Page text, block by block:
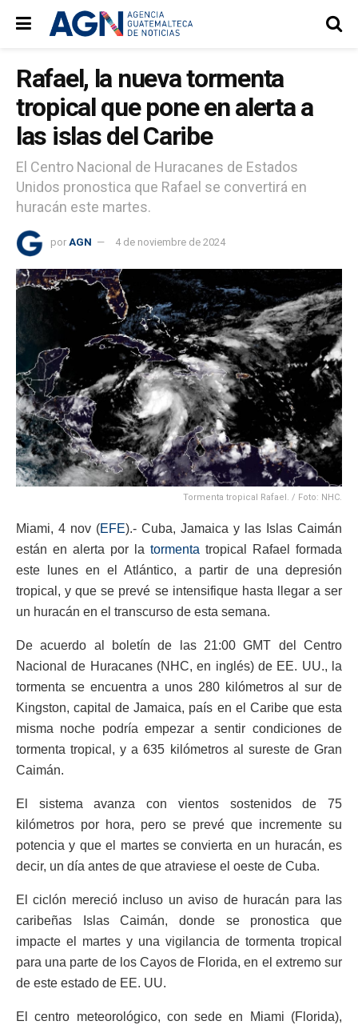
Rafael, la nueva tormenta
tropical que pone en alerta a
las islas del Caribe
El Centro Nacional de Huracanes de Estados
Unidos pronostica que Rafael se convertirá en
huracán este martes.
por AGN 4 de noviembre de 2024
Tormenta tropical Rafael. / Foto: NHC.
Miami, 4 nov (EFE).- Cuba, Jamaica y las Islas Caimán
están en alerta por la tormenta tropical Rafael formada
este lunes en el Atlántico, a partir de una depresión
tropical, y que se prevé se intensifique hasta llegar a ser
un huracán en el transcurso de esta semana.
De acuerdo al boletín de las 21:00 GMT del Centro
Nacional de Huracanes (NHC, en inglés) de EE. UU., la
tormenta se encuentra a unos 280 kilómetros al sur de
Kingston, capital de Jamaica, país en el Caribe que esta
misma noche podría empezar a sentir condiciones de
tormenta tropical, y a 635 kilómetros al sureste de Gran
Caimán.
El sistema avanza con vientos sostenidos de 75
kilómetros por hora, pero se prevé que incremente su
potencia y que el martes se convierta en un huracán, es
decir, un día antes de que atraviese el oeste de Cuba.
El ciclón mereció incluso un aviso de huracán para las
caribeñas Islas Caimán, donde se pronostica que
impacte el martes y una vigilancia de tormenta tropical
para una parte de los Cayos de Florida, en el extremo sur
de este estado de EE. UU.
El centro meteorológico, con sede en Miami (Florida),